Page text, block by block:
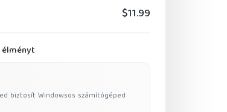
$11.99
biztosít Windowsos számítógéped